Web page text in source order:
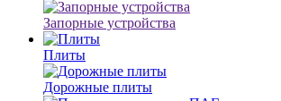
Запорные устройства
Плиты
Дорожные плиты